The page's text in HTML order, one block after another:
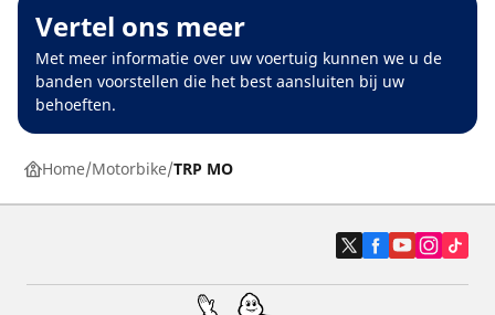
Vertel ons meer
Met meer informatie over uw voertuig kunnen we u de
banden voorstellen die het best aansluiten bij uw
behoeften.
Home Motorbike TRP MO